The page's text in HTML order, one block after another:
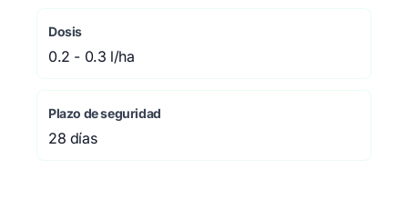
Dosis
0.2 - 0.3 l/ha
Plazo de seguridad
28 días